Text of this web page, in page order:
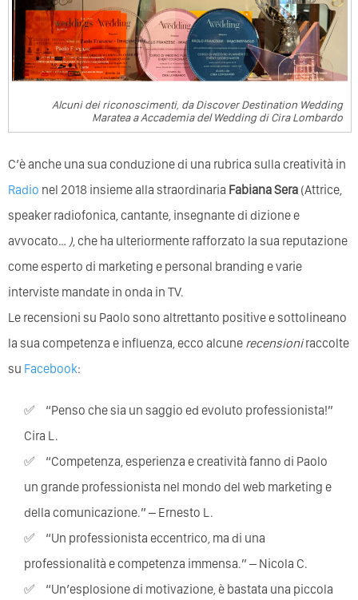
Alcuni dei riconoscimenti, da Discover Destination Wedding
Maratea a Accademia del Wedding di Cira Lombardo
C’è anche una sua conduzione di una rubrica sulla creatività in
Radio nel 2018 insieme alla straordinaria Fabiana Sera (Attrice,
speaker radiofonica, cantante, insegnante di dizione e
avvocato… ), che ha ulteriormente rafforzato la sua reputazione
come esperto di marketing e personal branding e varie
interviste mandate in onda in TV.
Le recensioni su Paolo sono altrettanto positive e sottolineano
la sua competenza e influenza, ecco alcune recensioniraccolte
su Facebook:
“Penso che sia un saggio ed evoluto professionista!”
Cira L.
“Competenza, esperienza e creatività fanno di Paolo
un grande professionista nel mondo del web marketing e
della comunicazione.” – Ernesto L.
“Un professionista eccentrico, ma di una
professionalità e competenza immensa.” – Nicola C.
“Un’esplosione di motivazione, è bastata una piccola